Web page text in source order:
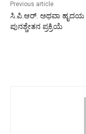
Previous article
ಸಿ.ಪಿ.ಆರ್. ಅಥವಾ ಹೃದಯ
ಪುನಶ್ಚೇತನ ಪ್ರಕ್ರಿಯೆ